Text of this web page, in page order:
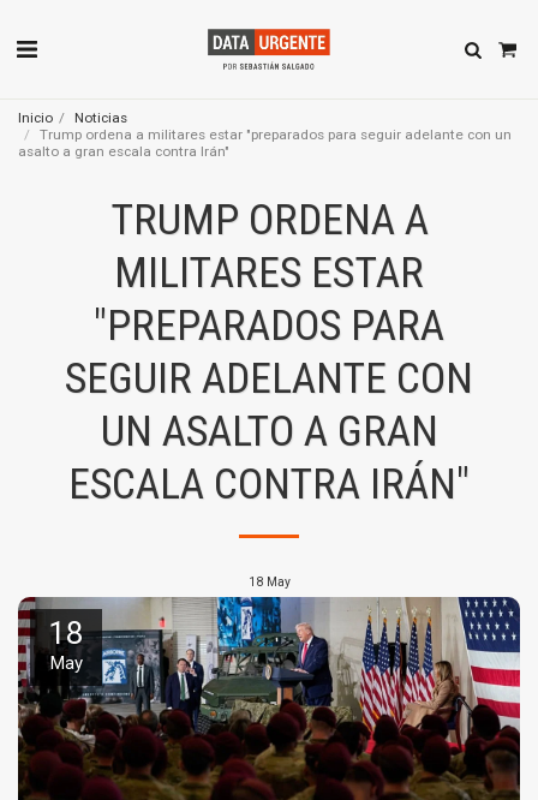
Inicio
Noticias
Trump ordena a militares estar "preparados para seguir adelante con un
asalto a gran escala contra Irán"
TRUMP ORDENA A
MILITARES ESTAR
"PREPARADOS PARA
SEGUIR ADELANTE CON
UN ASALTO A GRAN
ESCALA CONTRA IRÁN"
18 May
18
May